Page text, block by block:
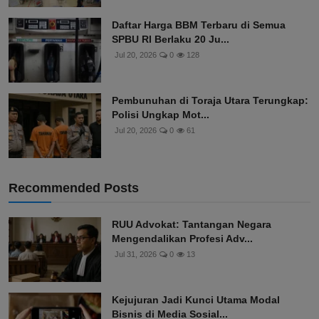
Daftar Harga BBM Terbaru di Semua
SPBU RI Berlaku 20 Ju...
Jul 20, 2026 0 128
Pembunuhan di Toraja Utara Terungkap:
Polisi Ungkap Mot...
Jul 20, 2026 0 61
Recommended Posts
RUU Advokat: Tantangan Negara
Mengendalikan Profesi Adv...
Jul 31, 2026 0 13
Kejujuran Jadi Kunci Utama Modal
Bisnis di Media Sosial...